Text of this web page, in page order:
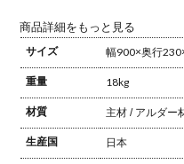
商品詳細をもっと見る
サイズ
幅900×奥行
重量 18kg
材質 主材 / アルダー
生産国 日本